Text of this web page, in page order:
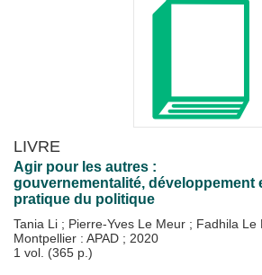
LIVRE
Agir pour les autres :
gouvernementalité, développement
pratique du politique
Tania Li ; Pierre-Yves Le Meur ; Fadhila Le
Montpellier : APAD ; 2020
1 vol. (365 p.)